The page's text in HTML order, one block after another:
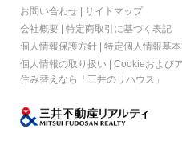
お問い合わせ | サイトマップ
会社概要 | 特定商取引に基づく表記
個人情報保護方針 | 特定個人情報基
個人情報の取り扱い | Cookieおよび
住み替えなら
「三井のリハウス」